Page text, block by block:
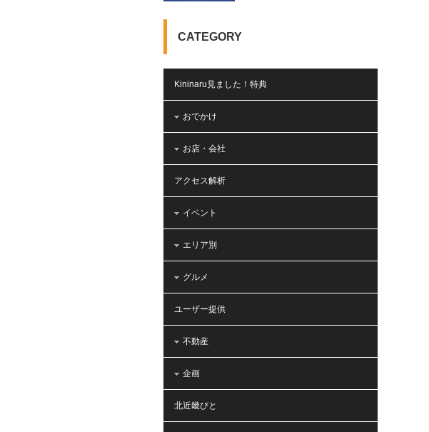
CATEGORY
Kininaru見ました！特典
おでかけ
お店・会社
アクセス解析
イベント
エリア別
グルメ
ユーザー提供
不動産
企画
北近畿びと